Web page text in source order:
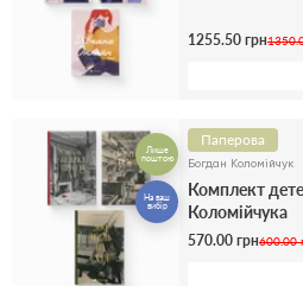
1255.50 грн
Лише
поштою
На ваш
вибір
Паперова
Богдан Коломійчук
Комплект
Коломійчука
570.00 грн600.00